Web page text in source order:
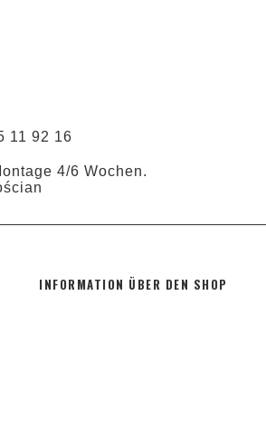
11 92 16
4/6 Wochen.
INFORMATION ÜBER DEN SHOP